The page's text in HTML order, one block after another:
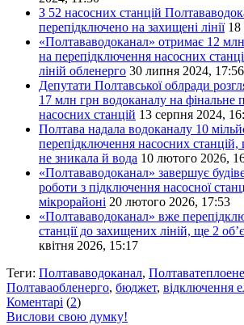
З 52 насосних станцій
перепідключено на захищені лінії 18
«Полтававодоканал» отримає 12
на перепідключення насосних
ліній обленерго 30 липня 2024, 17:56
Депутати Полтавської облради
17 млн грн водоканалу на фінальне
насосних станцій 13 серпня 2024,
Полтава надала водоканалу 10
перепідключення насосних станцій,
не зникала й вода 10 лютого 2026,
«Полтававодоканал» завершує
роботи з підключення насосної
мікрорайоні 20 лютого 2026, 17:53
«Полтававодоканал» вже
станції до захищених ліній, ще 2
квітня 2026, 15:17
Теги: Полтававодоканал,
Полтаваобленерго, бюджет, відключення
Коментарі (2)
Вислови свою думку!